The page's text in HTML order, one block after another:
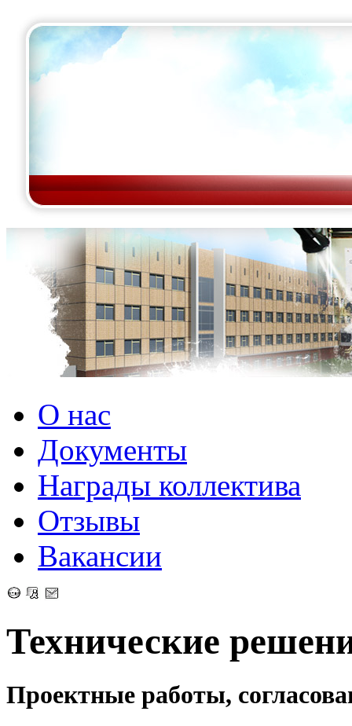
О нас
Документы
Награды коллектива
Отзывы
Вакансии
Технические
Проектные работы,